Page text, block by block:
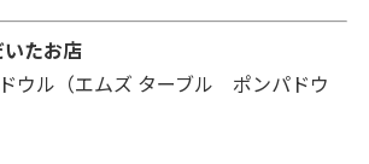
たお店
ウル（エムズ ターブル ポンパドウ